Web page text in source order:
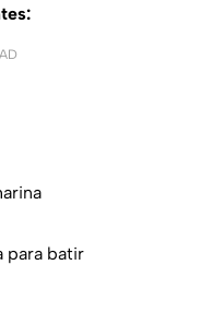
para batir